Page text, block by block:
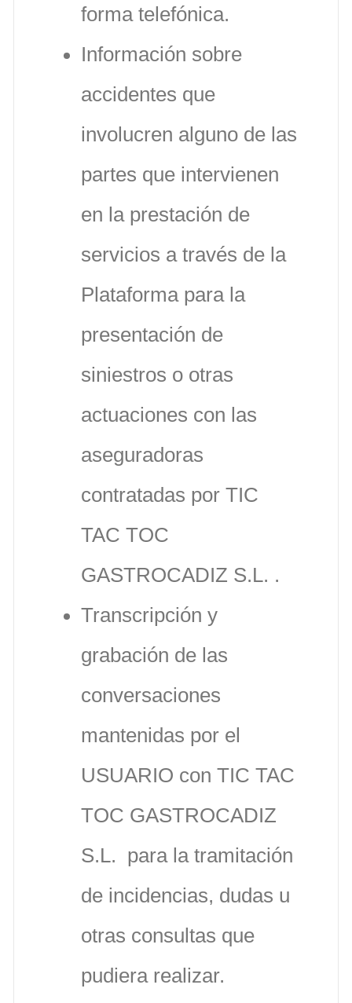
forma telefónica.
Información sobre
accidentes que
involucren alguno de las
partes que intervienen
en la prestación de
servicios a través de la
Plataforma para la
presentación de
siniestros o otras
actuaciones con las
aseguradoras
contratadas por TIC
TAC TOC
GASTROCADIZ S.L. .
Transcripción y
grabación de las
conversaciones
mantenidas por el
USUARIO con TIC TAC
TOC GASTROCADIZ
S.L. para la tramitación
de incidencias, dudas u
otras consultas que
pudiera realizar.